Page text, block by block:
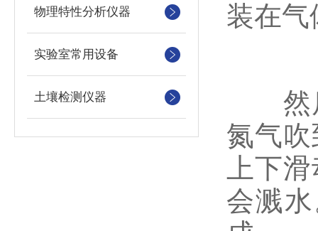
物理特性分析仪器
实验室常用设备
土壤检测仪器
装在气
然后
氮气
上下
会溅